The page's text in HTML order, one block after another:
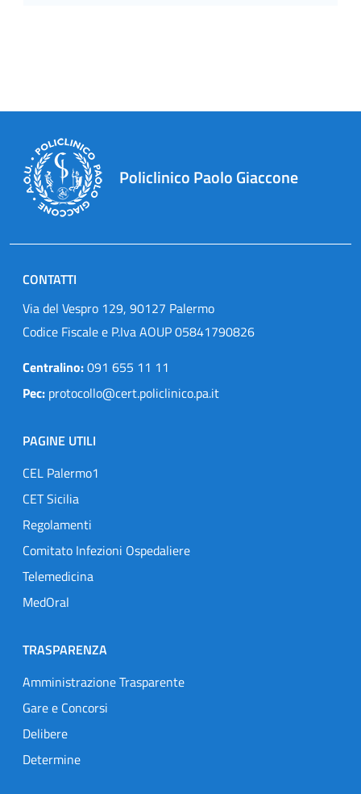
Policlinico Paolo Giaccone
CONTATTI
Via del Vespro 129, 90127 Palermo
Codice Fiscale e P.Iva AOUP 05841790826
Centralino:091 655 11 11
Pec: protocollo@cert.policlinico.pa.it
PAGINE UTILI
CEL Palermo1
CET Sicilia
Regolamenti
Comitato Infezioni Ospedaliere
Telemedicina
MedOral
TRASPARENZA
Amministrazione Trasparente
Gare e Concorsi
Delibere
Determine